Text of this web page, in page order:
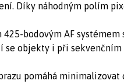
Díky náhodným polím
bodovým AF
se objekty i při
pomáhá